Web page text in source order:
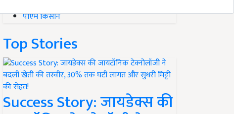
पीएम किसान
Top Stories
Success Story: जायडेक्स की